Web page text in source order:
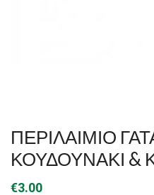
ΠΕΡΙΛΑΙΜΙΟ
ΚΟΥΔΟΥΝΑΚΙ &
€3.00